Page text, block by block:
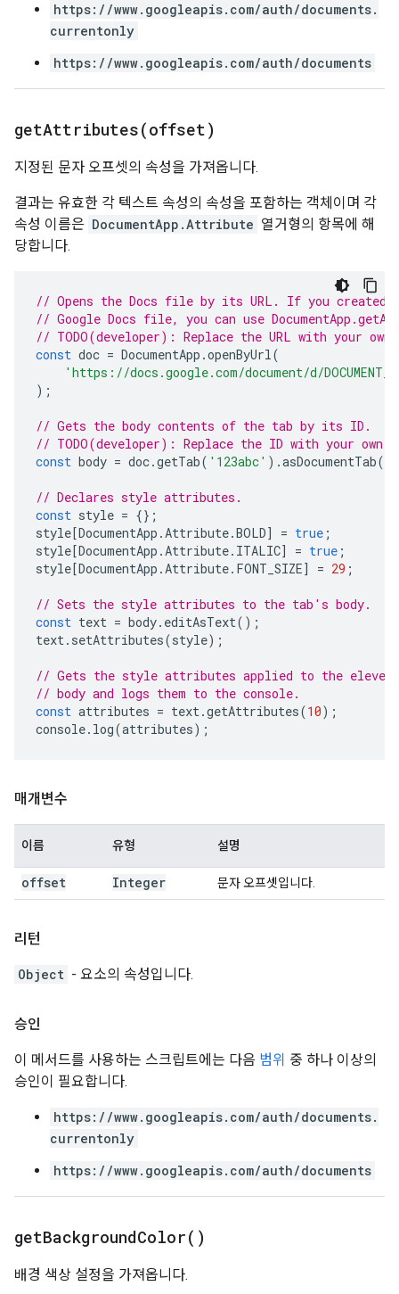
https://www.googleapis.com/auth/documents.
currentonly
https://www.googleapis.com/auth/documents
getAttributes(offset)
지정된 문자 오프셋의 속성을 가져옵니다.
결과는 유효한 각 텍스트 속성의 속성을 포함하는 객체이며 각
속성 이름은 DocumentApp.Attribute 열거형의 항목에 해
당합니다.
// Opens the Docs file by its URL. If you created
// Google Docs file, you can use
// TODO(developer): Replace the URL with your own.
const doc = DocumentApp .openByUrl(
'https://docs.google.com/document/d/
);
// Gets the body contents of the tab by its ID.
// TODO(developer): Replace the ID with your own.
const body = doc.getTab( '123abc' ).asDocumentTab().
// Declares style attributes.
const style = {};
style[DocumentApp .Attribute.BOLD] = true ;
style[DocumentApp .Attribute. ITALIC] = true ;
style[DocumentApp .Attribute. FONT_SIZE] = 29 ;
// Sets the style attributes to the tab's body.
const text = body. editAsText();
text. setAttributes(style);
// Gets the style attributes applied to the
// body and logs them to the console.
const attributes = text.getAttributes(10);
console. log(attributes);
매개변수
이름 유형 설명
offset Integer 문자 오프셋입니다.
리턴
Object - 요소의 속성입니다.
승인
이 메서드를 사용하는 스크립트에는 다음 범위 중 하나 이상의
승인이 필요합니다.
https://www.googleapis.com/auth/documents.
currentonly
https://www.googleapis.com/auth/documents
getBackgroundColor( )
배경 색상 설정을 가져옵니다.